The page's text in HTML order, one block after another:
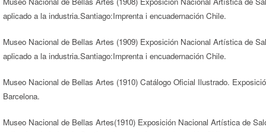
aplicado a la industria.Santiago:Imprenta i encuadernación Chile.
Museo Nacional de Bellas Artes (1909) Exposición Nacional Artística de
aplicado a la industria.Santiago:Imprenta i encuadernación Chile.
Museo Nacional de Bellas Artes (1910) Catálogo Oficial Ilustrado.
Barcelona.
Museo Nacional de Bellas Artes(1910) Exposición Nacional Artística de